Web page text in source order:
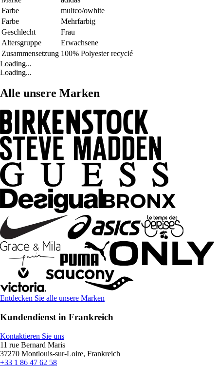
Farbe
multco/owhite
Farbe
Mehrfarbig
Geschlecht
Frau
Altersgruppe
Erwachsene
Zusammensetzung 100% Polyester recyclé
Loading...
Loading...
Alle unsere Marken
Entdecken Sie alle unsere Marken
Kundendienst in Frankreich
Kontaktieren Sie uns
11 rue Bernard Maris
37270 Montlouis-sur-Loire, Frankreich
+33 1 86 47 62 58